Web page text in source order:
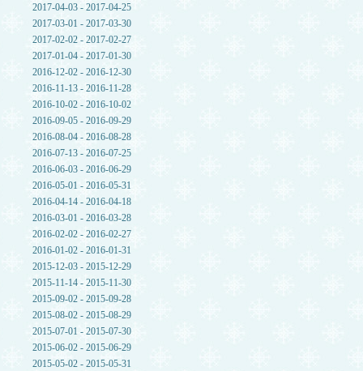
2017-04-03 - 2017-04-25
2017-03-01 - 2017-03-30
2017-02-02 - 2017-02-27
2017-01-04 - 2017-01-30
2016-12-02 - 2016-12-30
2016-11-13 - 2016-11-28
2016-10-02 - 2016-10-02
2016-09-05 - 2016-09-29
2016-08-04 - 2016-08-28
2016-07-13 - 2016-07-25
2016-06-03 - 2016-06-29
2016-05-01 - 2016-05-31
2016-04-14 - 2016-04-18
2016-03-01 - 2016-03-28
2016-02-02 - 2016-02-27
2016-01-02 - 2016-01-31
2015-12-03 - 2015-12-29
2015-11-14 - 2015-11-30
2015-09-02 - 2015-09-28
2015-08-02 - 2015-08-29
2015-07-01 - 2015-07-30
2015-06-02 - 2015-06-29
2015-05-02 - 2015-05-31